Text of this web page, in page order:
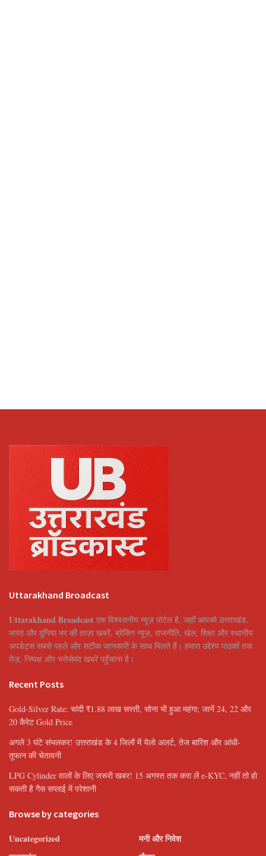
Uttarakhand Broadcast
Uttarakhand Broadcast एक विश्वसनीय न्यूज़ पोर्टल है, जहाँ आपको उत्तराखंड,
भारत और दुनिया भर की ताज़ा खबरें, ब्रेकिंग न्यूज़, राजनीति, खेल, शिक्षा और स्थानीय
अपडेट्स सबसे पहले और सटीक जानकारी के साथ मिलते हैं। हमारा उद्देश्य पाठकों तक
तेज़, निष्पक्ष और भरोसेमंद खबरें पहुँचाना है।
Recent Posts
Gold-Silver Rate: चांदी ₹1.88 लाख सस्ती, सोना भी हुआ महंगा; जानें 24, 22 और
20 कैरेट Gold Price
अगले 3 घंटे संभलकर! उत्तराखंड के 4 जिलों में येलो अलर्ट, तेज बारिश और आंधी-
तूफान की चेतावनी
LPG Cylinder वालों के लिए जरूरी खबर! 15 अगस्त तक करा लें e-KYC, नहीं तो हो
सकती है गैस सप्लाई में परेशानी
Browse by categories
Uncategorized
मनी और निवेश